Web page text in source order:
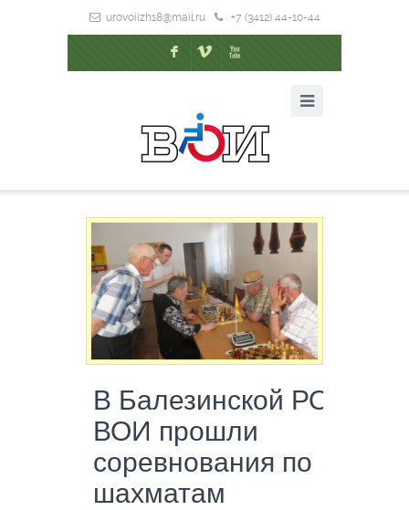
urovoiizh18@mail.ru +7 (3412) 44-10-44
F V X
В Балезинской РО
ВОИ прошли
соревнования по
шахматам